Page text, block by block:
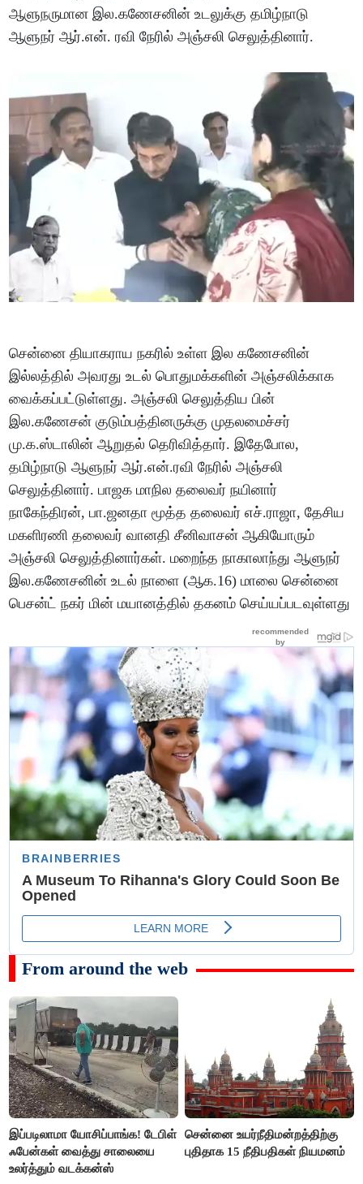
ஆளுநருமான இல.கணேசனின் உடலுக்கு தமிழ்நாடு
ஆளுநர் ஆர்.என். ரவி நேரில் அஞ்சலி செலுத்தினார்.
சென்னை தியாகராய நகரில் உள்ள இல கணேசனின்
இல்லத்தில் அவரது உடல் பொதுமக்களின் அஞ்சலிக்காக
வைக்கப்பட்டுள்ளது. அஞ்சலி செலுத்திய பின்
இல.கணேசன் குடும்பத்தினருக்கு முதலமைச்சர்
மு.க.ஸ்டாலின் ஆறுதல் தெரிவித்தார். இதேபோல,
தமிழ்நாடு ஆளுநர் ஆர்.என்.ரவி நேரில் அஞ்சலி
செலுத்தினார். பாஜக மாநில தலைவர் நயினார்
நாகேந்திரன், பா.ஜனதா மூத்த தலைவர் எச்.ராஜா, தேசிய
மகளிரணி தலைவர் வானதி சீனிவாசன் ஆகியோரும்
அஞ்சலி செலுத்தினார்கள். மறைந்த நாகாலாந்து ஆளுநர்
இல.கணேசனின் உடல் நாளை (ஆக.16) மாலை சென்னை
பெசன்ட் நகர் மின் மயானத்தில் தகனம் செய்யப்படவுள்ளது
From around the web
இப்படிலாமா யோசிப்பாங்க! டேபிள்
ஃபேன்கள் வைத்து சாலையை
உலர்த்தும் வடக்கன்ஸ்
சென்னை உயர்நீதிமன்றத்திற்கு
புதிதாக 15 நீதிபதிகள் நியமனம்